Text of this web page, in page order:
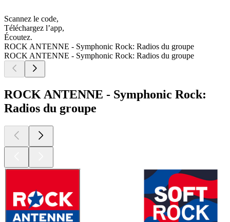
Scannez le code,
Téléchargez l’app,
Écoutez.
ROCK ANTENNE - Symphonic Rock: Radios du groupe
ROCK ANTENNE - Symphonic Rock: Radios du groupe
ROCK ANTENNE - Symphonic Rock:
Radios du groupe